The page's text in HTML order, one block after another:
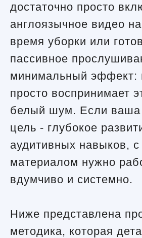
достаточно просто
англоязычное видео
время уборки или
пассивное
минимальный эффект:
просто воспринимает
белый шум. Если ваша
цель - глубокое
аудитивных навыков,
материалом нужно
вдумчиво и системно.
Ниже представлена
методика, которая